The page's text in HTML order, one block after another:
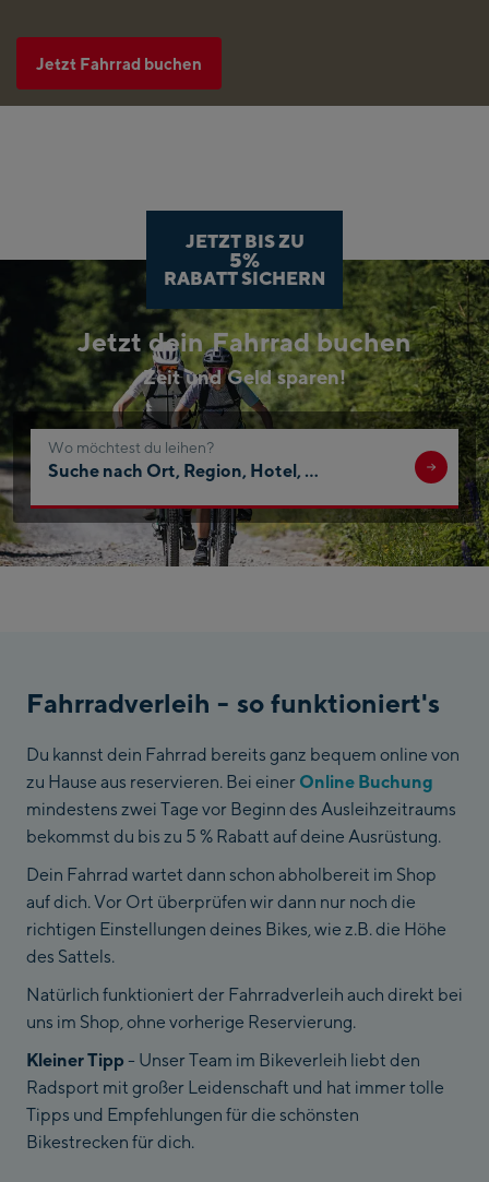
Jetzt Fahrrad buchen
JETZT BIS ZU
5%
RABATT SICHERN
Jetzt dein Fahrrad buchen
Zeit und Geld sparen!
Wo möchtest du leihen?
Suche
Ort,
Region,
Fahrradverleih - so funktioniert's
Du kannst dein Fahrrad bereits ganz bequem online von
zu Hause aus reservieren. Bei einer Online Buchung
mindestens zwei Tage vor Beginn des Ausleihzeitraums
bekommst du bis zu 5 % Rabatt auf deine Ausrüstung.
Dein Fahrrad wartet dann schon abholbereit im Shop
auf dich. Vor Ort überprüfen wir dann nur noch die
richtigen Einstellungen deines Bikes, wie z.B. die Höhe
des Sattels.
Natürlich funktioniert der Fahrradverleih auch direkt bei
uns im Shop, ohne vorherige Reservierung.
Kleiner Tipp - Unser Team im Bikeverleih liebt den
Radsport mit großer Leidenschaft und hat immer tolle
Tipps und Empfehlungen für die schönsten
Bikestrecken für dich.